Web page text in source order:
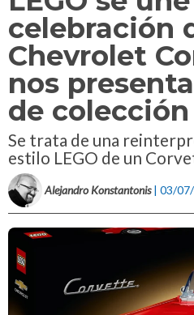
celebración
Chevrolet
nos
de colección
Se trata de una
estilo LEGO de un
Alejandro Konstantonis | 03/